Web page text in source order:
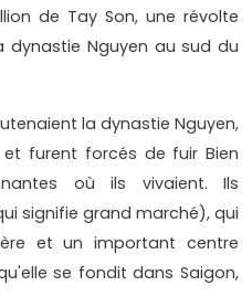
de Tay Son, une révolte
dynastie Nguyen au sud du
la dynastie Nguyen,
furent forcés de fuir Bien
où ils vivaient. Ils
signifie grand marché), qui
et un important centre
se fondit dans Saigon,